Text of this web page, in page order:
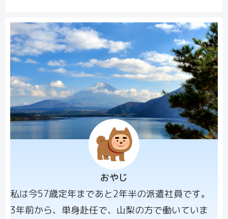
プロフィー
ル画像
おやじ
私は今57歳定年まであと2年半の派遣社員です。
3年前から、単身赴任で、山梨の方で働いていま